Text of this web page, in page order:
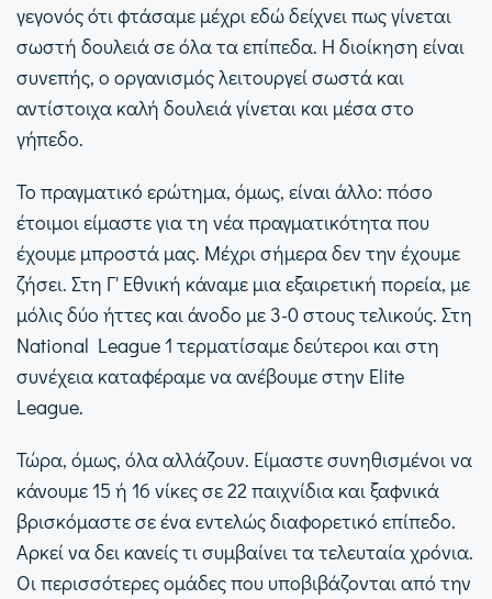
γεγονός ότι φτάσαμε μέχρι εδώ δείχνει πως γίνεται
σωστή δουλειά σε όλα τα επίπεδα. Η διοίκηση είναι
συνεπής, ο οργανισμός λειτουργεί σωστά και
αντίστοιχα καλή δουλειά γίνεται και μέσα στο
γήπεδο.
Το πραγματικό ερώτημα, όμως, είναι άλλο: πόσο
έτοιμοι είμαστε για τη νέα πραγματικότητα που
έχουμε μπροστά μας. Μέχρι σήμερα δεν την έχουμε
ζήσει. Στη Γ' Εθνική κάναμε μια εξαιρετική πορεία, με
μόλις δύο ήττες και άνοδο με 3-0 στους τελικούς. Στη
National League 1 τερματίσαμε δεύτεροι και στη
συνέχεια καταφέραμε να ανέβουμε στην Elite
League.
Τώρα, όμως, όλα αλλάζουν. Είμαστε συνηθισμένοι να
κάνουμε 15 ή 16 νίκες σε 22 παιχνίδια και ξαφνικά
βρισκόμαστε σε ένα εντελώς διαφορετικό επίπεδο.
Αρκεί να δει κανείς τι συμβαίνει τα τελευταία χρόνια.
Οι περισσότερες ομάδες που υποβιβάζονται από την